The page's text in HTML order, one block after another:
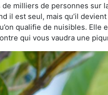
milliers de personnes sur
il est seul, mais qu’il
qualifie de nuisibles. Elle
qui vous vaudra une